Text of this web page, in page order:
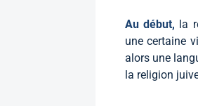
Au début, la
une certaine
alors une
la religion